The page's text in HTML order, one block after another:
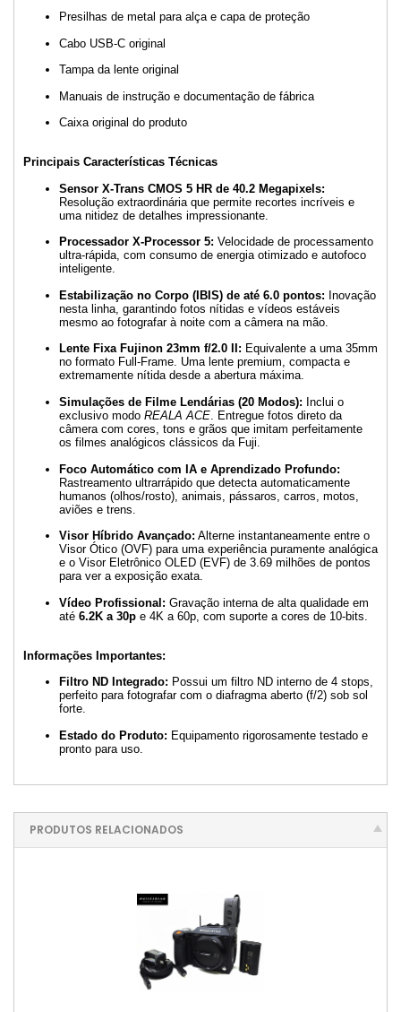
Presilhas de metal para alça e capa de proteção
Cabo USB-C original
Tampa da lente original
Manuais de instrução e documentação de fábrica
Caixa original do produto
Principais Características Técnicas
Sensor X-Trans CMOS 5 HR de 40.2 Megapixels:
Resolução extraordinária que permite recortes incríveis e
uma nitidez de detalhes impressionante.
Processador X-Processor 5: Velocidade de processamento
ultra-rápida, com consumo de energia otimizado e autofoco
inteligente.
Estabilização no Corpo (IBIS) de até 6.0 pontos: Inovação
nesta linha, garantindo fotos nítidas e vídeos estáveis
mesmo ao fotografar à noite com a câmera na mão.
Lente Fixa Fujinon 23mm f/2.0 II: Equivalente a uma 35mm
no formato Full-Frame. Uma lente premium, compacta e
extremamente nítida desde a abertura máxima.
Simulações de Filme Lendárias (20 Modos): Inclui o
exclusivo modo REALA ACE. Entregue fotos direto da
câmera com cores, tons e grãos que imitam perfeitamente
os filmes analógicos clássicos da Fuji.
Foco Automático com IA e Aprendizado Profundo:
Rastreamento ultrarrápido que detecta automaticamente
humanos (olhos/rosto), animais, pássaros, carros, motos,
aviões e trens.
Visor Híbrido Avançado: Alterne instantaneamente entre o
Visor Ótico (OVF) para uma experiência puramente analógica
e o Visor Eletrônico OLED (EVF) de 3.69 milhões de pontos
para ver a exposição exata.
Vídeo Profissional: Gravação interna de alta qualidade em
até 6.2K a 30p e 4K a 60p, com suporte a cores de 10-bits.
Informações Importantes:
Filtro ND Integrado: Possui um filtro ND interno de 4 stops,
perfeito para fotografar com o diafragma aberto (f/2) sob sol
forte.
Estado do Produto: Equipamento rigorosamente testado e
pronto para uso.
PRODUTOS RELACIONADOS